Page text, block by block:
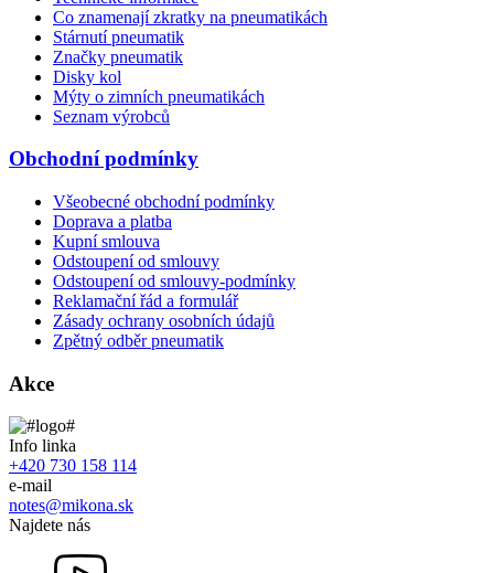
Co znamenají zkratky na pneumatikách
Stárnutí pneumatik
Značky pneumatik
Disky kol
Mýty o zimních pneumatikách
Seznam výrobců
Obchodní podmínky
Všeobecné obchodní podmínky
Doprava a platba
Kupní smlouva
Odstoupení od smlouvy
Odstoupení od smlouvy-podmínky
Reklamační řád a formulář
Zásady ochrany osobních údajů
Zpětný odběr pneumatik
Akce
Info linka
+420 730 158 114
e-mail
notes@mikona.sk
Najdete nás